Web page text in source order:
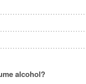
alcohol?